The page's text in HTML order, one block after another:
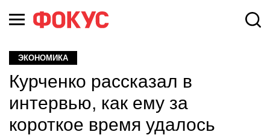
ЭКОНОМИКА
Курченко рассказал в
интервью, как ему за
короткое время удалось